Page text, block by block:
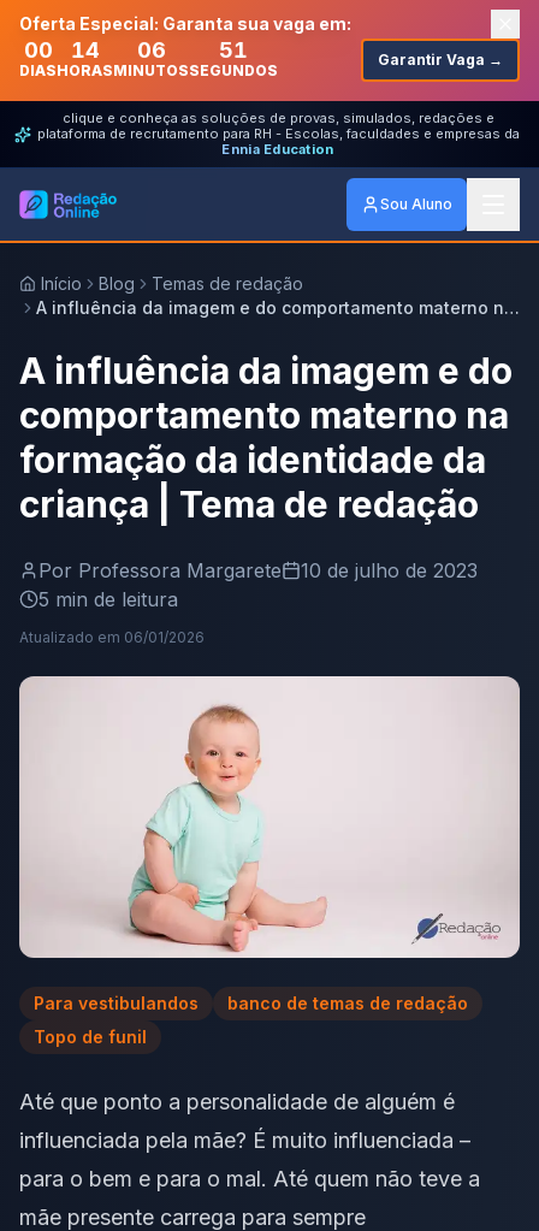
Oferta Especial: Garanta sua vaga em:
00
DIAS
14
HORAS
06
MINUTOS
51
SEGUNDOS
Garantir Vaga →
clique e conheça as soluções de provas, simulados, redações e
plataforma de recrutamento para RH - Escolas, faculdades e empresas da
Ennia Education
Sou Aluno
Início Blog
Temas de redação
A influência da imagem e do comportamento materno na
A influência da imagem e do
comportamento materno na
formação da identidade da
criança | Tema de redação
Por Professora Margarete
10 de julho de 2023
5 min de leitura
Atualizado em 06/01/2026
Para vestibulandos
banco de temas de redação
Topo de funil
Até que ponto a personalidade de alguém é
influenciada pela mãe? É muito influenciada –
para o bem e para o mal. Até quem não teve a
mãe presente carrega para sempre